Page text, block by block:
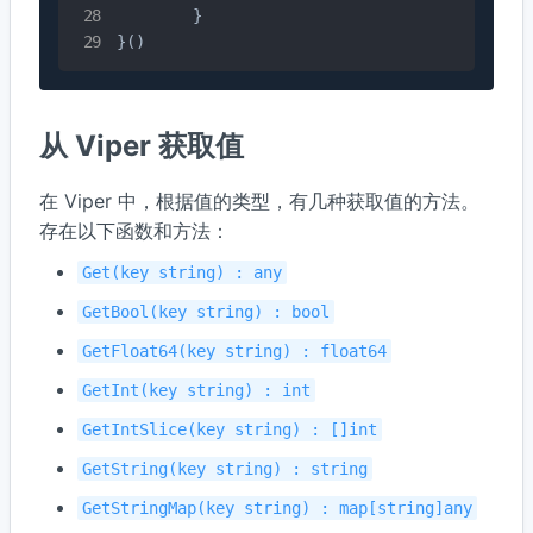
}()
从 Viper 获取值
在 Viper 中，根据值的类型，有几种获取值的方法。
存在以下函数和方法：
Get(key string) : any
GetBool(key string) : bool
GetFloat64(key string) : float64
GetInt(key string) : int
GetIntSlice(key string) : []int
GetString(key string) : string
GetStringMap(key string) : map[string]any